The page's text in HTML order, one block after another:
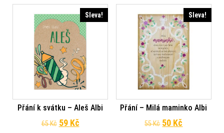
Sleva!
Přání k svátku – Aleš Albi
65Kč Původní cena byla: 65 Kč.
59 KčAktuální cena je: 59 Kč.
Sleva!
Přání – Milá maminko Albi
55Kč Původní cena
50 Kč